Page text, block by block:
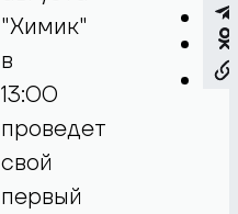
"Химик"
в
13:00
проведет
свой
первый